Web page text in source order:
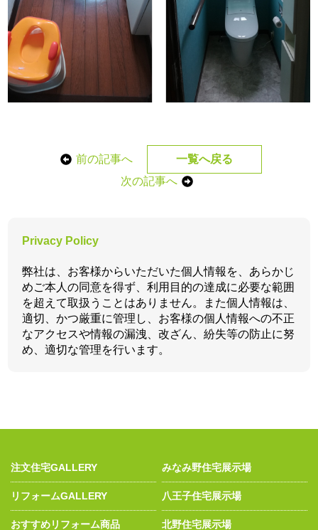
前の記事へ
一覧へ戻る
次の記事へ
Privacy Policy
弊社は、お客様からいただいた個人情報を、あらかじ
めご本人の同意を得ず、利用目的の達成に必要な範囲
を超えて取扱うことはありません。また個人情報は、
適切、かつ厳重に管理し、お客様の個人情報への不正
なアクセスや情報の漏洩、改ざん、紛失等の防止に努
め、適切な管理を行います。
注文住宅GALLERY
リフォームGALLERY
おすすめリフォーム商品
みなみ野住宅展示場
八王子住宅展示場
北野住宅展示場